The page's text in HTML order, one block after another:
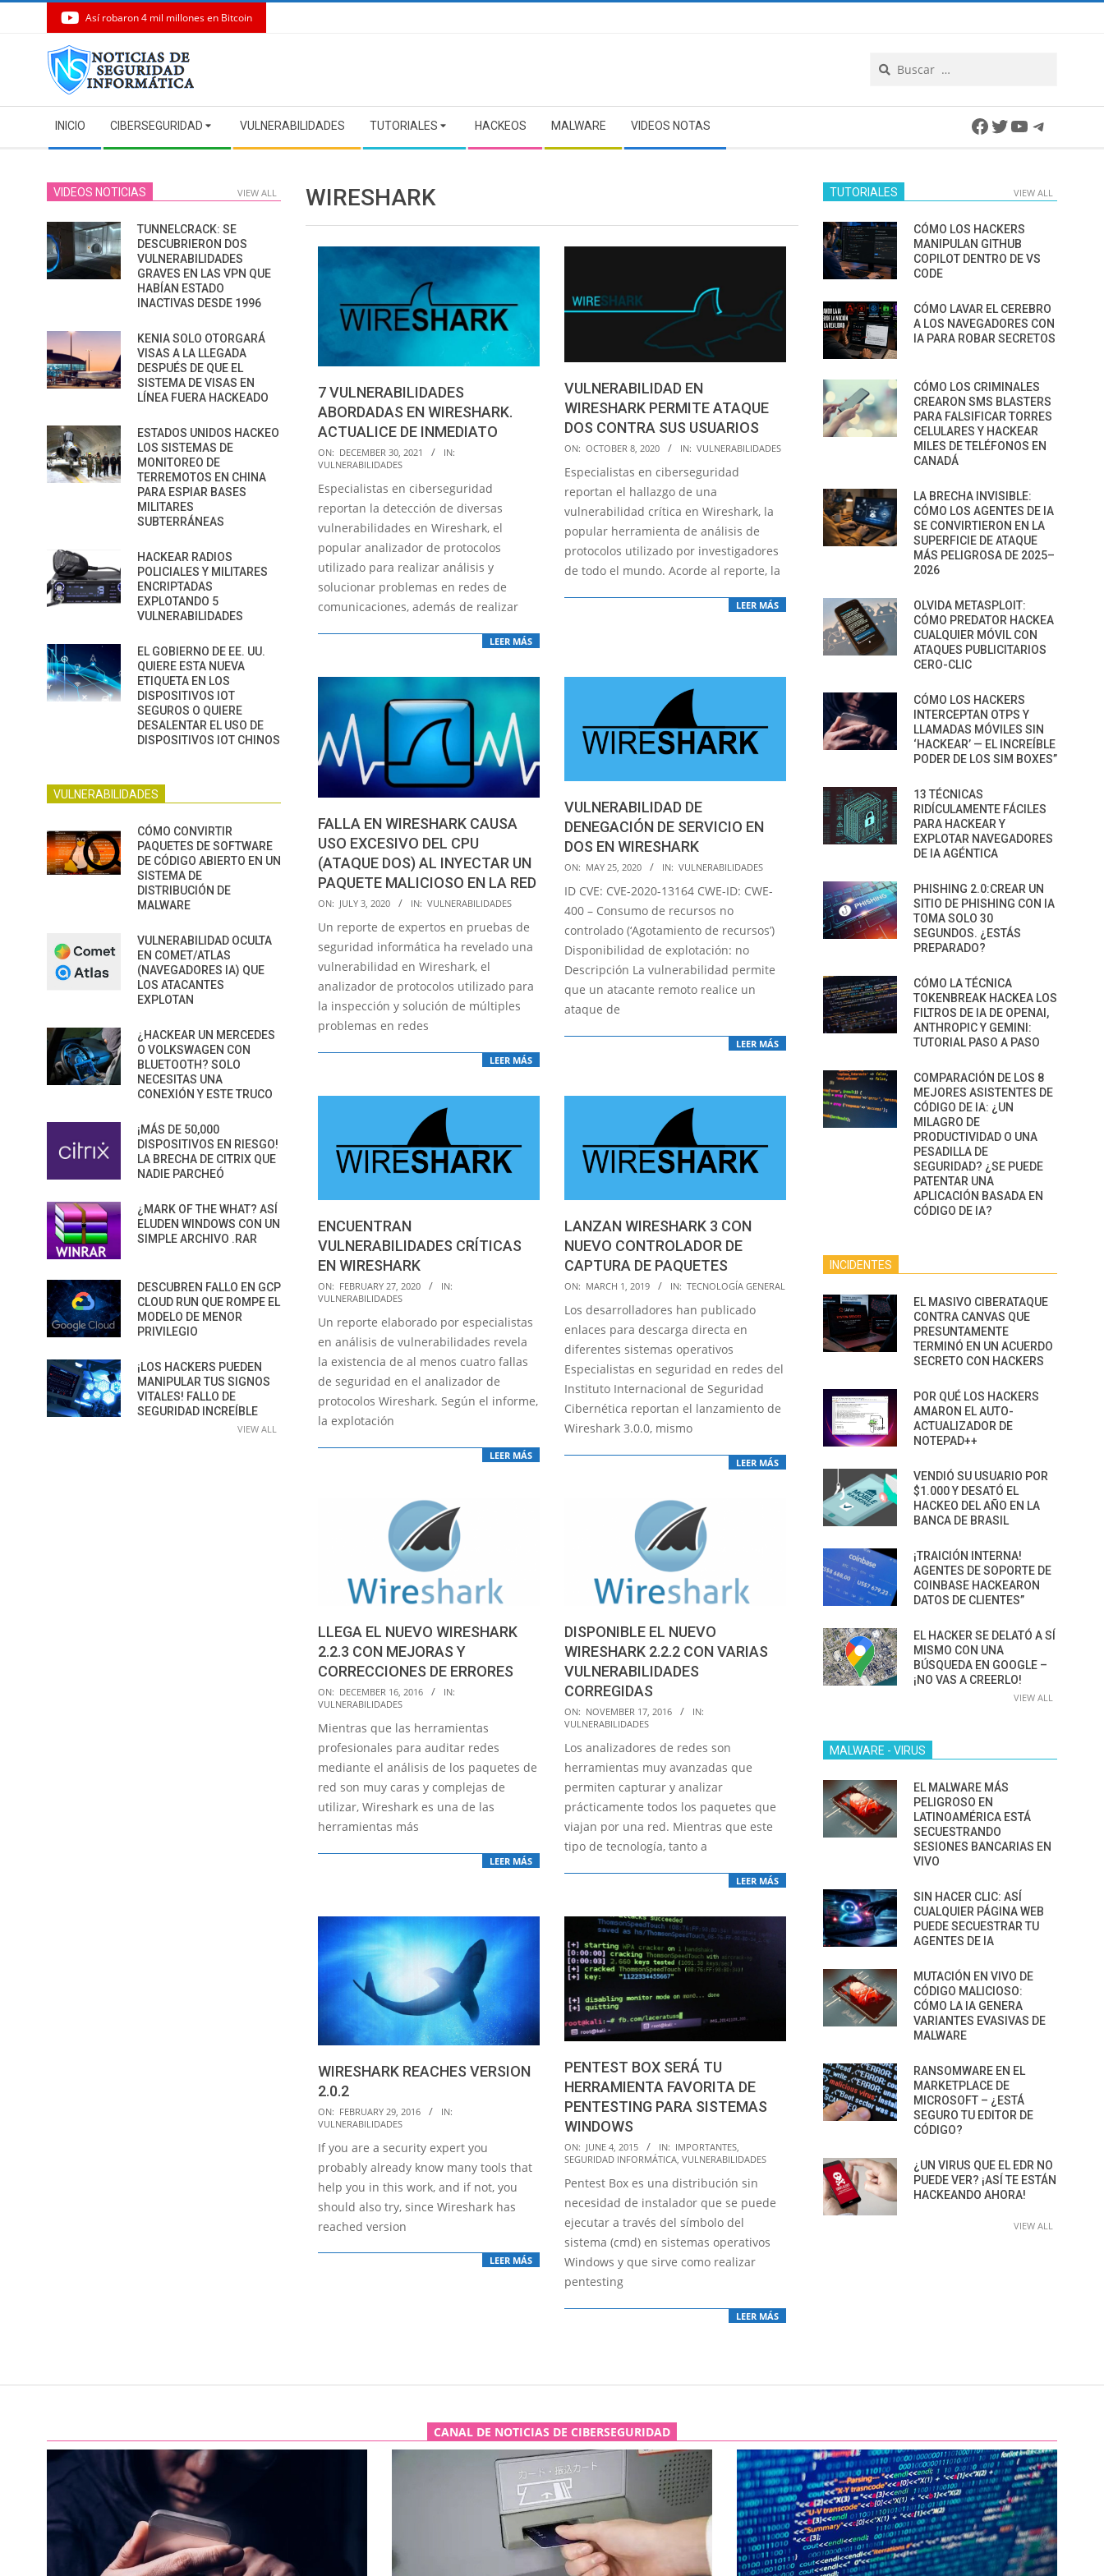
Así robaron 4 mil millones en Bitcoin
Navigation
Menu
INICIO CIBERSEGURIDAD VULNERABILIDADES TUTORIALES HACKEOS MALWARE VIDEOS NOTAS Facebook
Twitter
YouTube
WIRESHARK
7 VULNERABILIDADES
ABORDADAS EN WIRESHARK.
ACTUALICE DE INMEDIATO
2021-
12-
30
ON: DECEMBER 30, 2021
IN:
VULNERABILIDADES
Especialistas en ciberseguridad
reportan la detección de diversas
vulnerabilidades en Wireshark, el
popular analizador de protocolos
utilizado para realizar análisis y
solucionar problemas en redes de
comunicaciones, además de realizar
LEER MÁS
VULNERABILIDAD EN
WIRESHARK PERMITE ATAQUE
DOS CONTRA SUS USUARIOS
2020-
10-
08
ON: OCTOBER 8, 2020 IN: VULNERABILIDADES
Especialistas en ciberseguridad
reportan el hallazgo de una
vulnerabilidad crítica en Wireshark, la
popular herramienta de análisis de
protocolos utilizado por investigadores
de todo el mundo. Acorde al reporte, la
LEER MÁS
FALLA EN WIRESHARK CAUSA
USO EXCESIVO DEL CPU
(ATAQUE DOS) AL INYECTAR UN
PAQUETE MALICIOSO EN LA RED
2020-
07-
03
ON: JULY 3, 2020 IN: VULNERABILIDADES
Un reporte de expertos en pruebas de
seguridad informática ha revelado una
vulnerabilidad en Wireshark, el
analizador de protocolos utilizado para
la inspección y solución de múltiples
problemas en redes
LEER MÁS
VULNERABILIDAD DE
DENEGACIÓN DE SERVICIO EN
DOS EN WIRESHARK
2020-
05-
25
ON: MAY 25, 2020 IN: VULNERABILIDADES
ID CVE: CVE-2020-13164 CWE-ID: CWE-
400 – Consumo de recursos no
controlado (‘Agotamiento de recursos’)
Disponibilidad de explotación: no
Descripción La vulnerabilidad permite
que un atacante remoto realice un
ataque de
LEER MÁS
ENCUENTRAN
VULNERABILIDADES CRÍTICAS
EN WIRESHARK
2020-
02-
27
ON: FEBRUARY 27, 2020
IN:
VULNERABILIDADES
Un reporte elaborado por especialistas
en análisis de vulnerabilidades revela
la existencia de al menos cuatro fallas
de seguridad en el analizador de
protocolos Wireshark. Según el informe,
la explotación
LEER MÁS
LANZAN WIRESHARK 3 CON
NUEVO CONTROLADOR DE
CAPTURA DE PAQUETES
2019-
03-
01
ON: MARCH 1, 2019 IN: TECNOLOGÍA GENERAL
Los desarrolladores han publicado
enlaces para descarga directa en
diferentes sistemas operativos
Especialistas en seguridad en redes del
Instituto Internacional de Seguridad
Cibernética reportan el lanzamiento de
Wireshark 3.0.0, mismo
LEER MÁS
LLEGA EL NUEVO WIRESHARK
2.2.3 CON MEJORAS Y
CORRECCIONES DE ERRORES
2016-
12-
16
ON: DECEMBER 16, 2016
IN:
VULNERABILIDADES
Mientras que las herramientas
profesionales para auditar redes
mediante el análisis de los paquetes de
red son muy caras y complejas de
utilizar, Wireshark es una de las
herramientas más
LEER MÁS
DISPONIBLE EL NUEVO
WIRESHARK 2.2.2 CON VARIAS
VULNERABILIDADES
CORREGIDAS
2016-
11-
17
ON: NOVEMBER 17, 2016
IN:
VULNERABILIDADES
Los analizadores de redes son
herramientas muy avanzadas que
permiten capturar y analizar
prácticamente todos los paquetes que
viajan por una red. Mientras que este
tipo de tecnología, tanto a
LEER MÁS
WIRESHARK REACHES VERSION
2.0.2
2016-
02-
29
ON: FEBRUARY 29, 2016
IN:
VULNERABILIDADES
If you are a security expert you
probably already know many tools that
help you in this work, and if not, you
should also try, since Wireshark has
reached version
LEER MÁS
PENTEST BOX SERÁ TU
HERRAMIENTA FAVORITA DE
PENTESTING PARA SISTEMAS
WINDOWS
2015-
06-
04
ON: JUNE 4, 2015 IN: IMPORTANTES,
SEGURIDAD INFORMÁTICA, VULNERABILIDADES
Pentest Box es una distribución sin
necesidad de instalador que se puede
ejecutar a través del símbolo del
sistema (cmd) en sistemas operativos
Windows y que sirve como realizar
pentesting
LEER MÁS
VIDEOS NOTICIAS VIEW ALL
TUNNELCRACK: SE
DESCUBRIERON DOS
VULNERABILIDADES
GRAVES EN LAS VPN QUE
HABÍAN ESTADO
INACTIVAS DESDE 1996
KENIA SOLO OTORGARÁ
VISAS A LA LLEGADA
DESPUÉS DE QUE EL
SISTEMA DE VISAS EN
LÍNEA FUERA HACKEADO
ESTADOS UNIDOS HACKEO
LOS SISTEMAS DE
MONITOREO DE
TERREMOTOS EN CHINA
PARA ESPIAR BASES
MILITARES
SUBTERRÁNEAS
HACKEAR RADIOS
POLICIALES Y MILITARES
ENCRIPTADAS
EXPLOTANDO 5
VULNERABILIDADES
EL GOBIERNO DE EE. UU.
QUIERE ESTA NUEVA
ETIQUETA EN LOS
DISPOSITIVOS IOT
SEGUROS O QUIERE
DESALENTAR EL USO DE
DISPOSITIVOS IOT CHINOS
VULNERABILIDADES
CÓMO CONVIRTIR
PAQUETES DE SOFTWARE
DE CÓDIGO ABIERTO EN UN
SISTEMA DE
DISTRIBUCIÓN DE
MALWARE
VULNERABILIDAD OCULTA
EN COMET/ATLAS
(NAVEGADORES IA) QUE
LOS ATACANTES
EXPLOTAN
¿HACKEAR UN MERCEDES
O VOLKSWAGEN CON
BLUETOOTH? SOLO
NECESITAS UNA
CONEXIÓN Y ESTE TRUCO
¡MÁS DE 50,000
DISPOSITIVOS EN RIESGO!
LA BRECHA DE CITRIX QUE
NADIE PARCHEÓ
¿MARK OF THE WHAT? ASÍ
ELUDEN WINDOWS CON UN
SIMPLE ARCHIVO .RAR
DESCUBREN FALLO EN GCP
CLOUD RUN QUE ROMPE EL
MODELO DE MENOR
PRIVILEGIO
¡LOS HACKERS PUEDEN
MANIPULAR TUS SIGNOS
VITALES! FALLO DE
SEGURIDAD INCREÍBLE
VIEW ALL
TUTORIALES VIEW ALL
CÓMO LOS HACKERS
MANIPULAN GITHUB
COPILOT DENTRO DE VS
CODE
CÓMO LAVAR EL CEREBRO
A LOS NAVEGADORES CON
IA PARA ROBAR SECRETOS
CÓMO LOS CRIMINALES
CREARON SMS BLASTERS
PARA FALSIFICAR TORRES
CELULARES Y HACKEAR
MILES DE TELÉFONOS EN
CANADÁ
LA BRECHA INVISIBLE:
CÓMO LOS AGENTES DE IA
SE CONVIRTIERON EN LA
SUPERFICIE DE ATAQUE
MÁS PELIGROSA DE 2025–
2026
OLVIDA METASPLOIT:
CÓMO PREDATOR HACKEA
CUALQUIER MÓVIL CON
ATAQUES PUBLICITARIOS
CERO-CLIC
CÓMO LOS HACKERS
INTERCEPTAN OTPS Y
LLAMADAS MÓVILES SIN
‘HACKEAR’ — EL INCREÍBLE
PODER DE LOS SIM BOXES”
13 TÉCNICAS
RIDÍCULAMENTE FÁCILES
PARA HACKEAR Y
EXPLOTAR NAVEGADORES
DE IA AGÉNTICA
PHISHING 2.0:CREAR UN
SITIO DE PHISHING CON IA
TOMA SOLO 30
SEGUNDOS. ¿ESTÁS
PREPARADO?
CÓMO LA TÉCNICA
TOKENBREAK HACKEA LOS
FILTROS DE IA DE OPENAI,
ANTHROPIC Y GEMINI:
TUTORIAL PASO A PASO
COMPARACIÓN DE LOS 8
MEJORES ASISTENTES DE
CÓDIGO DE IA: ¿UN
MILAGRO DE
PRODUCTIVIDAD O UNA
PESADILLA DE
SEGURIDAD? ¿SE PUEDE
PATENTAR UNA
APLICACIÓN BASADA EN
CÓDIGO DE IA?
INCIDENTES
EL MASIVO CIBERATAQUE
CONTRA CANVAS QUE
PRESUNTAMENTE
TERMINÓ EN UN ACUERDO
SECRETO CON HACKERS
POR QUÉ LOS HACKERS
AMARON EL AUTO-
ACTUALIZADOR DE
NOTEPAD++
VENDIÓ SU USUARIO POR
$1.000 Y DESATÓ EL
HACKEO DEL AÑO EN LA
BANCA DE BRASIL
¡TRAICIÓN INTERNA!
AGENTES DE SOPORTE DE
COINBASE HACKEARON
DATOS DE CLIENTES”
EL HACKER SE DELATÓ A SÍ
MISMO CON UNA
BÚSQUEDA EN GOOGLE –
¡NO VAS A CREERLO!
VIEW ALL
MALWARE - VIRUS
EL MALWARE MÁS
PELIGROSO EN
LATINOAMÉRICA ESTÁ
SECUESTRANDO
SESIONES BANCARIAS EN
VIVO
SIN HACER CLIC: ASÍ
CUALQUIER PÁGINA WEB
PUEDE SECUESTRAR TU
AGENTES DE IA
MUTACIÓN EN VIVO DE
CÓDIGO MALICIOSO:
CÓMO LA IA GENERA
VARIANTES EVASIVAS DE
MALWARE
RANSOMWARE EN EL
MARKETPLACE DE
MICROSOFT – ¿ESTÁ
SEGURO TU EDITOR DE
CÓDIGO?
¿UN VIRUS QUE EL EDR NO
PUEDE VER? ¡ASÍ TE ESTÁN
HACKEANDO AHORA!
VIEW ALL
CANAL DE NOTICIAS DE CIBERSEGURIDAD